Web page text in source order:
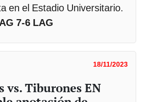
en el Estadio Universitario.
7-6 LAG
18/11/2023
vs. Tiburones EN